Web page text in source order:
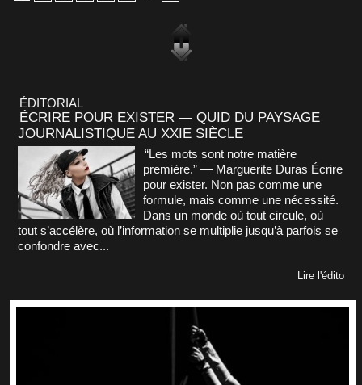
ÉDITORIAL
ÉCRIRE POUR EXISTER — QUID DU PAYSAGE
JOURNALISTIQUE AU XXIE SIÈCLE
“Les mots sont notre matière
première.” — Marguerite Duras Écrire
pour exister. Non pas comme une
formule, mais comme une nécessité.
Dans un monde où tout circule, où
tout s’accélère, où l’information se multiplie jusqu’à parfois se
confondre avec...
Lire l'édito